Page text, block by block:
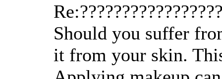
Should you suffer
it from your skin.